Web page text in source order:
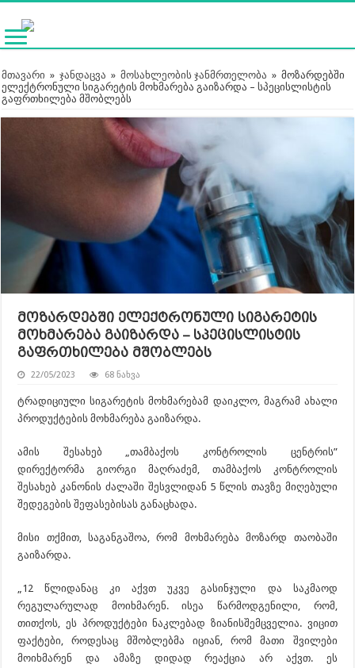
მთავარი » ჯანდაცვა » მოსახლეობის ჯანმრთელობა » მოზარდებში
ელექტრონული სიგარეტის მოხმარება გაიზარდა – სპეცისლისტის
გაფრთხილება მშობლებს
მოზარდებში ელექტრონული სიგარეტის
მოხმარება გაიზარდა – სპეცისლისტის
გაფრთხილება მშობლებს
22/05/2023 68 ნახვა
ტრადიციული სიგარეტის მოხმარებამ დაიკლო, მაგრამ ახალი
პროდუქტების მოხმარება გაიზარდა.
ამის შესახებ „თამბაქოს კონტროლის ცენტრის”
დირექტორმა გიორგი მაღრაძემ, თამბაქოს კონტროლის
შესახებ კანონის ძალაში შესვლიდან 5 წლის თავზე მიღებული
შედეგების შეფასებისას განაცხადა.
მისი თქმით, საგანგაშოა, რომ მოხმარება მოზარდ თაობაში
გაიზარდა.
„12 წლიდანაც კი აქვთ უკვე გასინჯული და საკმაოდ
რეგულარულად მოიხმარენ. ისეა წარმოდგენილი, რომ,
თითქოს, ეს პროდუქტები ნაკლებადზიანისშემცველია. ვიცით
ფაქტები, როდესაც მშობლებმა იციან, რომ მათი შვილები
მოიხმარენ და ამაზე დიდად რეაქცია არ აქვთ. ეს